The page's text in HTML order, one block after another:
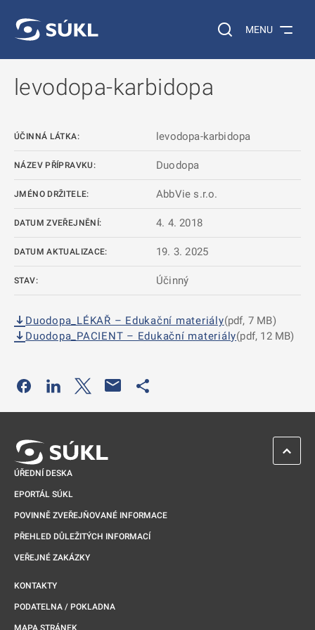
Vyhledávání na
MENU
levodopa-karbidopa
ÚČINNÁ LÁTKA: levodopa-karbidopa
NÁZEV PŘÍPRAVKU: Duodopa
JMÉNO DRŽITELE: AbbVie s.r.o.
DATUM ZVEŘEJNĚNÍ: 4. 4. 2018
DATUM AKTUALIZACE: 19. 3. 2025
STAV: Účinný
Duodopa_LÉKAŘ – Edukační materiály(pdf, 7 MB)
Duodopa_PACIENT – Edukační materiály(pdf, 12 MB)
Odkaz se otevře na nové kartě
Odkaz se otevře na nové kartě
Odkaz se otevře na nové kartě
ÚŘEDNÍ DESKA
EPORTÁL SÚKL
POVINNĚ ZVEŘEJŇOVANÉ INFORMACE
PŘEHLED DŮLEŽITÝCH INFORMACÍ
VEŘEJNÉ ZAKÁZKY
KONTAKTY
PODATELNA / POKLADNA
MAPA STRÁNEK
ZPĚT